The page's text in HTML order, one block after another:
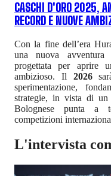
CASCHI D'ORO 2025,
RECORD E NUOVE
Con la fine dell’era
una nuova
progettata per aprire
ambizioso. Il 2026
sperimentazione,
strategie, in vista di un
Bolognese punta a
competizioni
L'intervista